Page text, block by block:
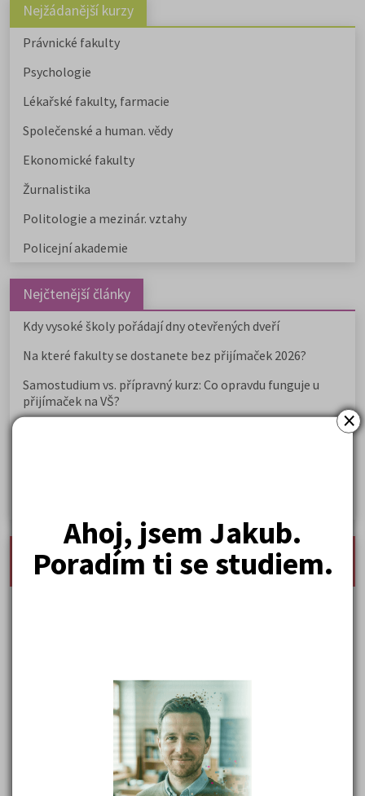
×
Ahoj, jsem Jakub.
Poradím ti se studiem.
Nejžádanější kurzy
Právnické fakulty
Psychologie
Lékařské fakulty, farmacie
Společenské a human. vědy
Ekonomické fakulty
Žurnalistika
Politologie a mezinár. vztahy
Policejní akademie
Nejčtenější články
Kdy vysoké školy pořádají dny otevřených dveří
Na které fakulty se dostanete bez přijímaček 2026?
Samostudium vs. přípravný kurz: Co opravdu funguje u
přijímaček na VŠ?
nejnovější seminárky, maturitní otázky a čtenářsky
deník
Důležité reakce organických sloučenin a jejich význam
Zákonitosti v elektronové struktuře
Základní charakteristiky obyvatelstva a geografie sídel
Karel Hynek Mácha: Máj